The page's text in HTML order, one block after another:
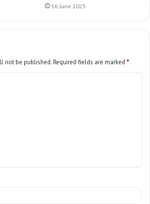
16 June 2025
not be published.Required fields are marked *